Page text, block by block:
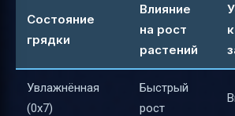
Состояние
грядки
Влияние
на рост
растений
к
Увлажнённая
(0x7)
Быстрый
рост